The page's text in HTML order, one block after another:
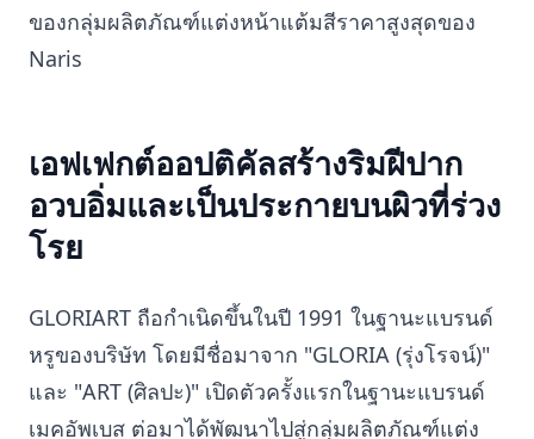
ของกลุ่มผลิตภัณฑ์แต่งหน้าแต้มสีราคาสูงสุดของ
Naris
เอฟเฟกต์ออปติคัลสร้างริมฝีปาก
อวบอิ่มและเป็นประกายบนผิวที่ร่วง
โรย
GLORIART ถือกำเนิดขึ้นในปี 1991 ในฐานะแบรนด์
หรูของบริษัท โดยมีชื่อมาจาก "GLORIA (รุ่งโรจน์)"
และ "ART (ศิลปะ)" เปิดตัวครั้งแรกในฐานะแบรนด์
เมคอัพเบส ต่อมาได้พัฒนาไปสู่กลุ่มผลิตภัณฑ์แต่ง